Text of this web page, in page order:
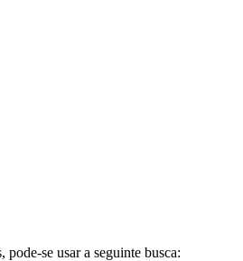
se usar a seguinte busca: